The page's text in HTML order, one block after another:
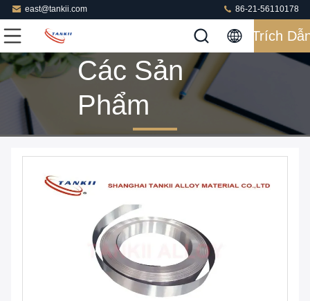
east@tankii.com 86-21-56110178
Trích
Các Sản
Phẩm